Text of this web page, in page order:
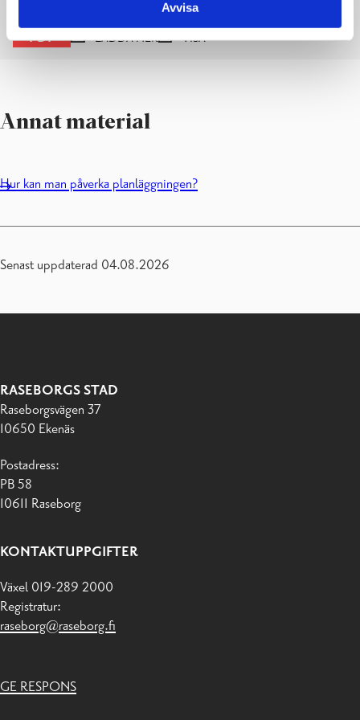
Avvisa
ARVIOINTISUUNNITELMA
PDF LADDA NER VISA
Annat material
Hur kan man påverka planläggningen?
Senast uppdaterad 04.08.2026
RASEBORGS STAD
Raseborgsvägen 37
10650 Ekenäs
Postadress:
PB 58
10611 Raseborg
KONTAKTUPPGIFTER
Växel 019-289 2000
Registratur:
raseborg@raseborg.fi
GE RESPONS